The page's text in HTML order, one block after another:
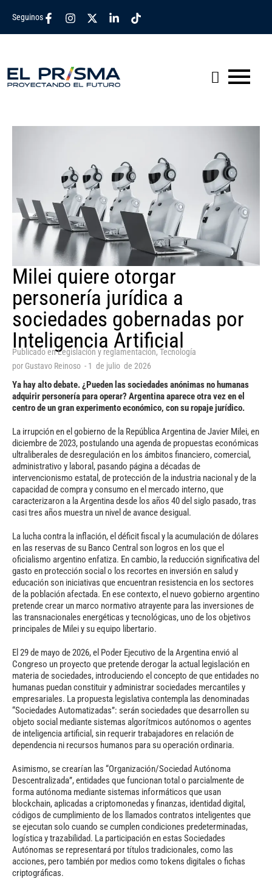
Seguinos
Milei quiere otorgar
personería jurídica a
sociedades gobernadas por
Inteligencia Artificial
Publicado enLegislación y reglamentación, Tecnología
por Gustavo Reinoso - 1 de julio de 2026
Ya hay alto debate. ¿Pueden las sociedades anónimas no humanas
adquirir personería para operar? Argentina aparece otra vez en el
centro de un gran experimento económico, con su ropaje jurídico.
La irrupción en el gobierno de la República Argentina de Javier Milei, en
diciembre de 2023, postulando una agenda de propuestas económicas
ultraliberales de desregulación en los ámbitos financiero, comercial,
administrativo y laboral, pasando página a décadas de
intervencionismo estatal, de protección de la industria nacional y de la
capacidad de compra y consumo en el mercado interno, que
caracterizaron a la Argentina desde los años 40 del siglo pasado, tras
casi tres años muestra un nivel de avance desigual.
La lucha contra la inflación, el déficit fiscal y la acumulación de dólares
en las reservas de su Banco Central son logros en los que el
oficialismo argentino enfatiza. En cambio, la reducción significativa del
gasto en protección social o los recortes en inversión en salud y
educación son iniciativas que encuentran resistencia en los sectores
de la población afectada. En ese contexto, el nuevo gobierno argentino
pretende crear un marco normativo atrayente para las inversiones de
las transnacionales energéticas y tecnológicas, uno de los objetivos
principales de Milei y su equipo libertario.
El 29 de mayo de 2026, el Poder Ejecutivo de la Argentina envió al
Congreso un proyecto que pretende derogar la actual legislación en
materia de sociedades, introduciendo el concepto de que entidades no
humanas puedan constituir y administrar sociedades mercantiles y
empresariales. La propuesta legislativa contempla las denominadas
“Sociedades Automatizadas”: serán sociedades que desarrollen su
objeto social mediante sistemas algorítmicos autónomos o agentes
de inteligencia artificial, sin requerir trabajadores en relación de
dependencia ni recursos humanos para su operación ordinaria.
Asimismo, se crearían las “Organización/Sociedad Autónoma
Descentralizada”, entidades que funcionan total o parcialmente de
forma autónoma mediante sistemas informáticos que usan
blockchain, aplicadas a criptomonedas y finanzas, identidad digital,
códigos de cumplimiento de los llamados contratos inteligentes que
se ejecutan solo cuando se cumplen condiciones predeterminadas,
logística y trazabilidad. La participación en estas Sociedades
Autónomas se representará por títulos tradicionales, como las
acciones, pero también por medios como tokens digitales o fichas
criptográficas.